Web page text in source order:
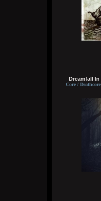
typical
Вчера в
вот шок и
Вчера в
а видосы то
Вчера в
Ну лежит, то
typical
Dreamfall In
Core /